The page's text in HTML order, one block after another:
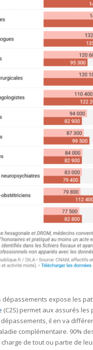
dépassements expose les
(C2S) permet aux assurés les
il en va
complémentaire. 90%
charge de tout ou partie de